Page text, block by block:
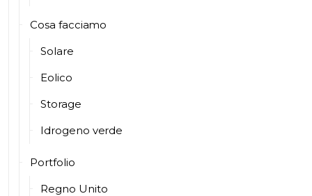
Cosa facciamo
Solare
Eolico
Storage
Idrogeno verde
Portfolio
Regno Unito